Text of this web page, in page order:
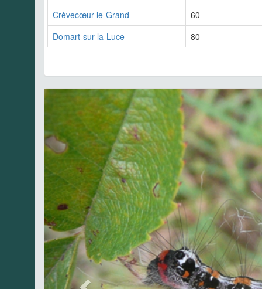
Crèvecœur-le-Grand
60
Domart-sur-la-Luce
80